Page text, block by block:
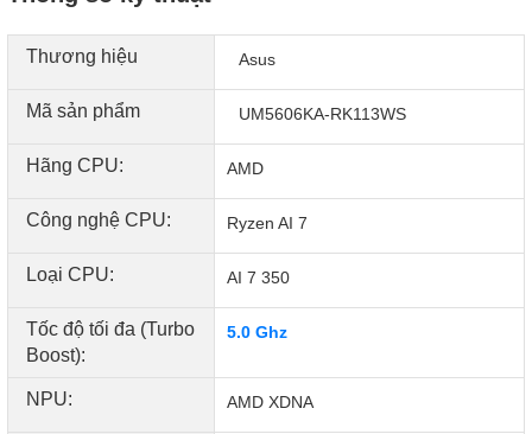
Hiệu suất đột phá với chip xử lý chuyên dụng
Thương hiệu Asus
Mã sản phẩm UM5606KA-RK113WS
Hãng CPU: AMD
Công nghệ CPU: Ryzen AI 7
Loại CPU: AI 7 350
Tốc độ tối đa (Turbo
Boost):
5.0 Ghz
NPU: AMD XDNA